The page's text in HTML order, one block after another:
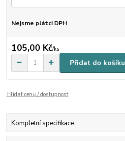
Nejsme plátci DPH
105,00 Kč/ks
Přidat do košíku
Hlídat cenu / dostupnost
Kompletní specifikace